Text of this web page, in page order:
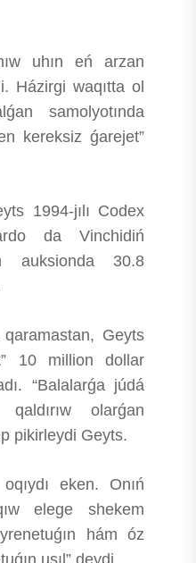
uhın eń arzan
Házirgi waqıtta ol
samolyotında
kereksiz ǵarejet”
1994-jılı Codex
da Vinchidiń
auksionda 30.8
Geyts
10 million dollar
“Balalarǵa júdá
olarǵan
pikirleydi Geyts.
eken. Onıń
elege shekem
hám óz